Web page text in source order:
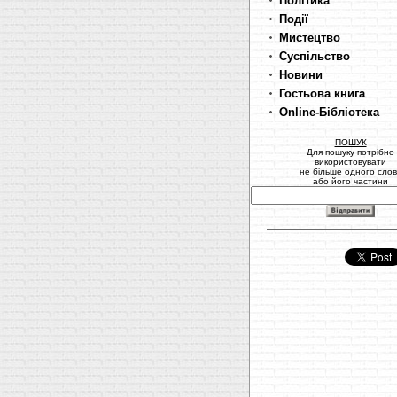
Події
Мистецтво
Суспільство
Новини
Гостьова книга
Online-Бібліотека
ПОШУК
Для пошуку потрібно
використовувати
не більше одного
або його частини